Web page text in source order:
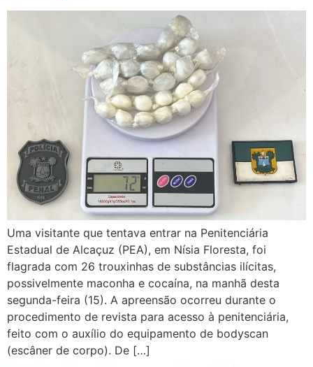
Uma visitante que tentava entrar na Penitenciária
Estadual de Alcaçuz (PEA), em Nísia Floresta, foi
flagrada com 26 trouxinhas de substâncias ilícitas,
possivelmente maconha e cocaína, na manhã desta
segunda-feira (15). A apreensão ocorreu durante o
procedimento de revista para acesso à penitenciária,
feito com o auxílio do equipamento de bodyscan
(escâner de corpo). De […]